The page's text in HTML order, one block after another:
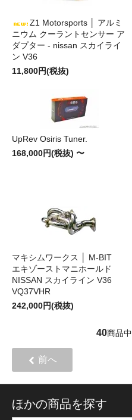
Z1 Motorsports │ アルミ
ニウム クーラントセンサー ア
ダプター - nissan スカイライ
ン V36
11,800円(税抜)
UpRev Osiris Tuner.
168,000円(税抜) 〜
マキシムワークス │ M-BIT
エキゾーストマニホールド
NISSAN スカイライン V36
VQ37VHR
242,000円(税抜)
40商品中
前へ
ほかの商品を探す